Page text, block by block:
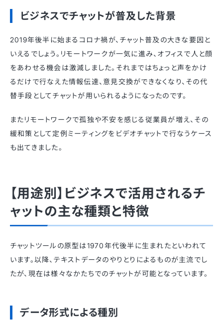
ビジネスでチャットが普及した背景
2019年後半に始まるコロナ禍が、チャット普及の大きな要因と
いえるでしょう。リモートワークが一気に進み、オフィスで人と顔
をあわせる機会は激減しました。それまではちょっと声をかけ
るだけで行なえた情報伝達、意見交換ができなくなり、その代
替手段としてチャットが用いられるようになったのです。
またリモートワークで孤独や不安を感じる従業員が増え、その
緩和策として定例ミーティングをビデオチャットで行なうケース
も出てきました。
【用途別】ビジネスで活用されるチ
ャットの主な種類と特徴
チャットツールの原型は1970年代後半に生まれたといわれて
います。以降、テキストデータのやりとりによるものが主流でし
たが、現在は様々なかたちでのチャットが可能となっています。
データ形式による種別